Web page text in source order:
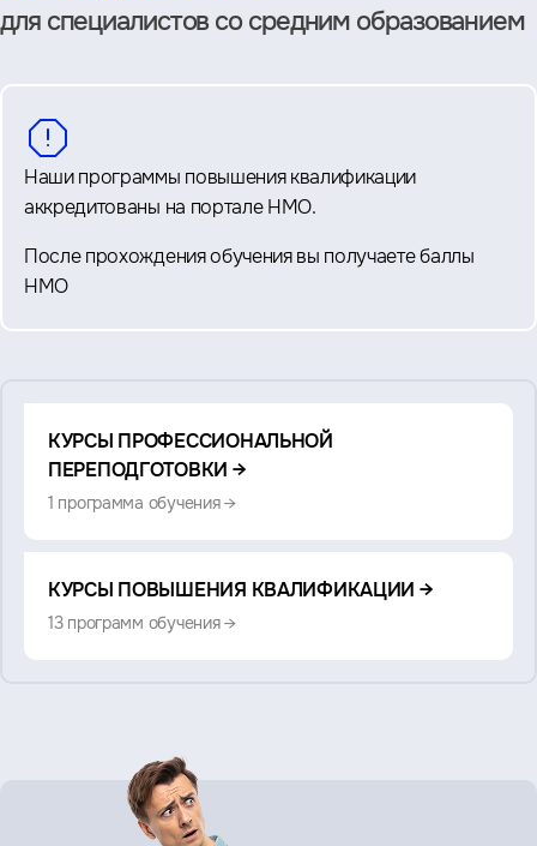
для специалистов со средним образованием
Наши программы повышения квалификации
аккредитованы на портале НМО.
После прохождения обучения вы получаете баллы
НМО
Смотрите
также:
КУРСЫ ПРОФЕССИОНАЛЬНОЙ
ПЕРЕПОДГОТОВКИ →
1 программа обучения →
КУРСЫ ПОВЫШЕНИЯ КВАЛИФИКАЦИИ →
13 программ обучения →